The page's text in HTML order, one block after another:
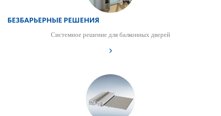
БЕЗБАРЬЕРНЫЕ РЕШЕНИЯ
Системное решение для балконных дверей